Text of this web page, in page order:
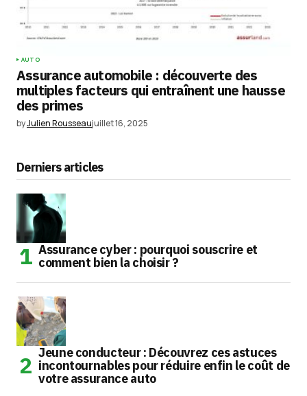
AUTO
Assurance automobile : découverte des
multiples facteurs qui entraînent une hausse
des primes
byJulien Rousseaujuillet 16, 2025
Derniers articles
Assurance cyber : pourquoi souscrire et
comment bien la choisir ?
Jeune conducteur : Découvrez ces astuces
incontournables pour réduire enfin le coût de
votre assurance auto